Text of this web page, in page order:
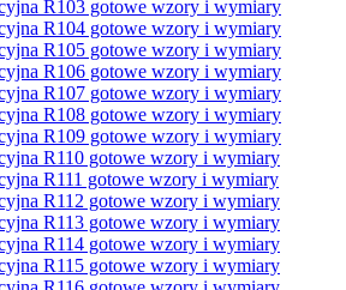
R103 gotowe wzory i wymiary
R104 gotowe wzory i wymiary
R105 gotowe wzory i wymiary
R106 gotowe wzory i wymiary
R107 gotowe wzory i wymiary
R108 gotowe wzory i wymiary
R109 gotowe wzory i wymiary
R110 gotowe wzory i wymiary
R111 gotowe wzory i wymiary
R112 gotowe wzory i wymiary
R113 gotowe wzory i wymiary
R114 gotowe wzory i wymiary
R115 gotowe wzory i wymiary